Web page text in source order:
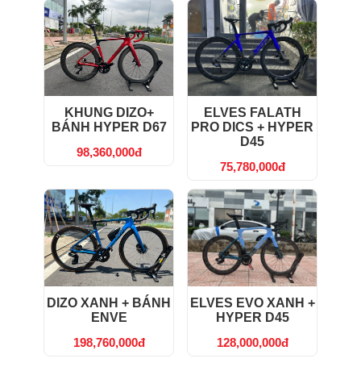
KHUNG DIZO+
BÁNH HYPER D67
98,360,000đ
ELVES FALATH
PRO DICS + HYPER
D45
75,780,000đ
DIZO XANH + BÁNH
ENVE
198,760,000đ
ELVES EVO XANH +
HYPER D45
128,000,000đ